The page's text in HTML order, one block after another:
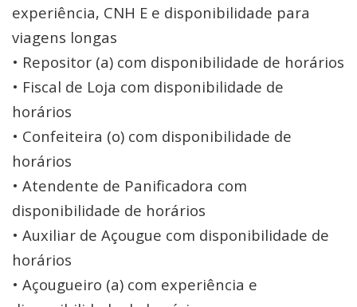
experiência, CNH E e disponibilidade para
viagens longas
• Repositor (a) com disponibilidade de horários
• Fiscal de Loja com disponibilidade de
horários
• Confeiteira (o) com disponibilidade de
horários
• Atendente de Panificadora com
disponibilidade de horários
• Auxiliar de Açougue com disponibilidade de
horários
• Açougueiro (a) com experiência e